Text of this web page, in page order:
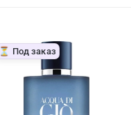
⏳ Под заказ